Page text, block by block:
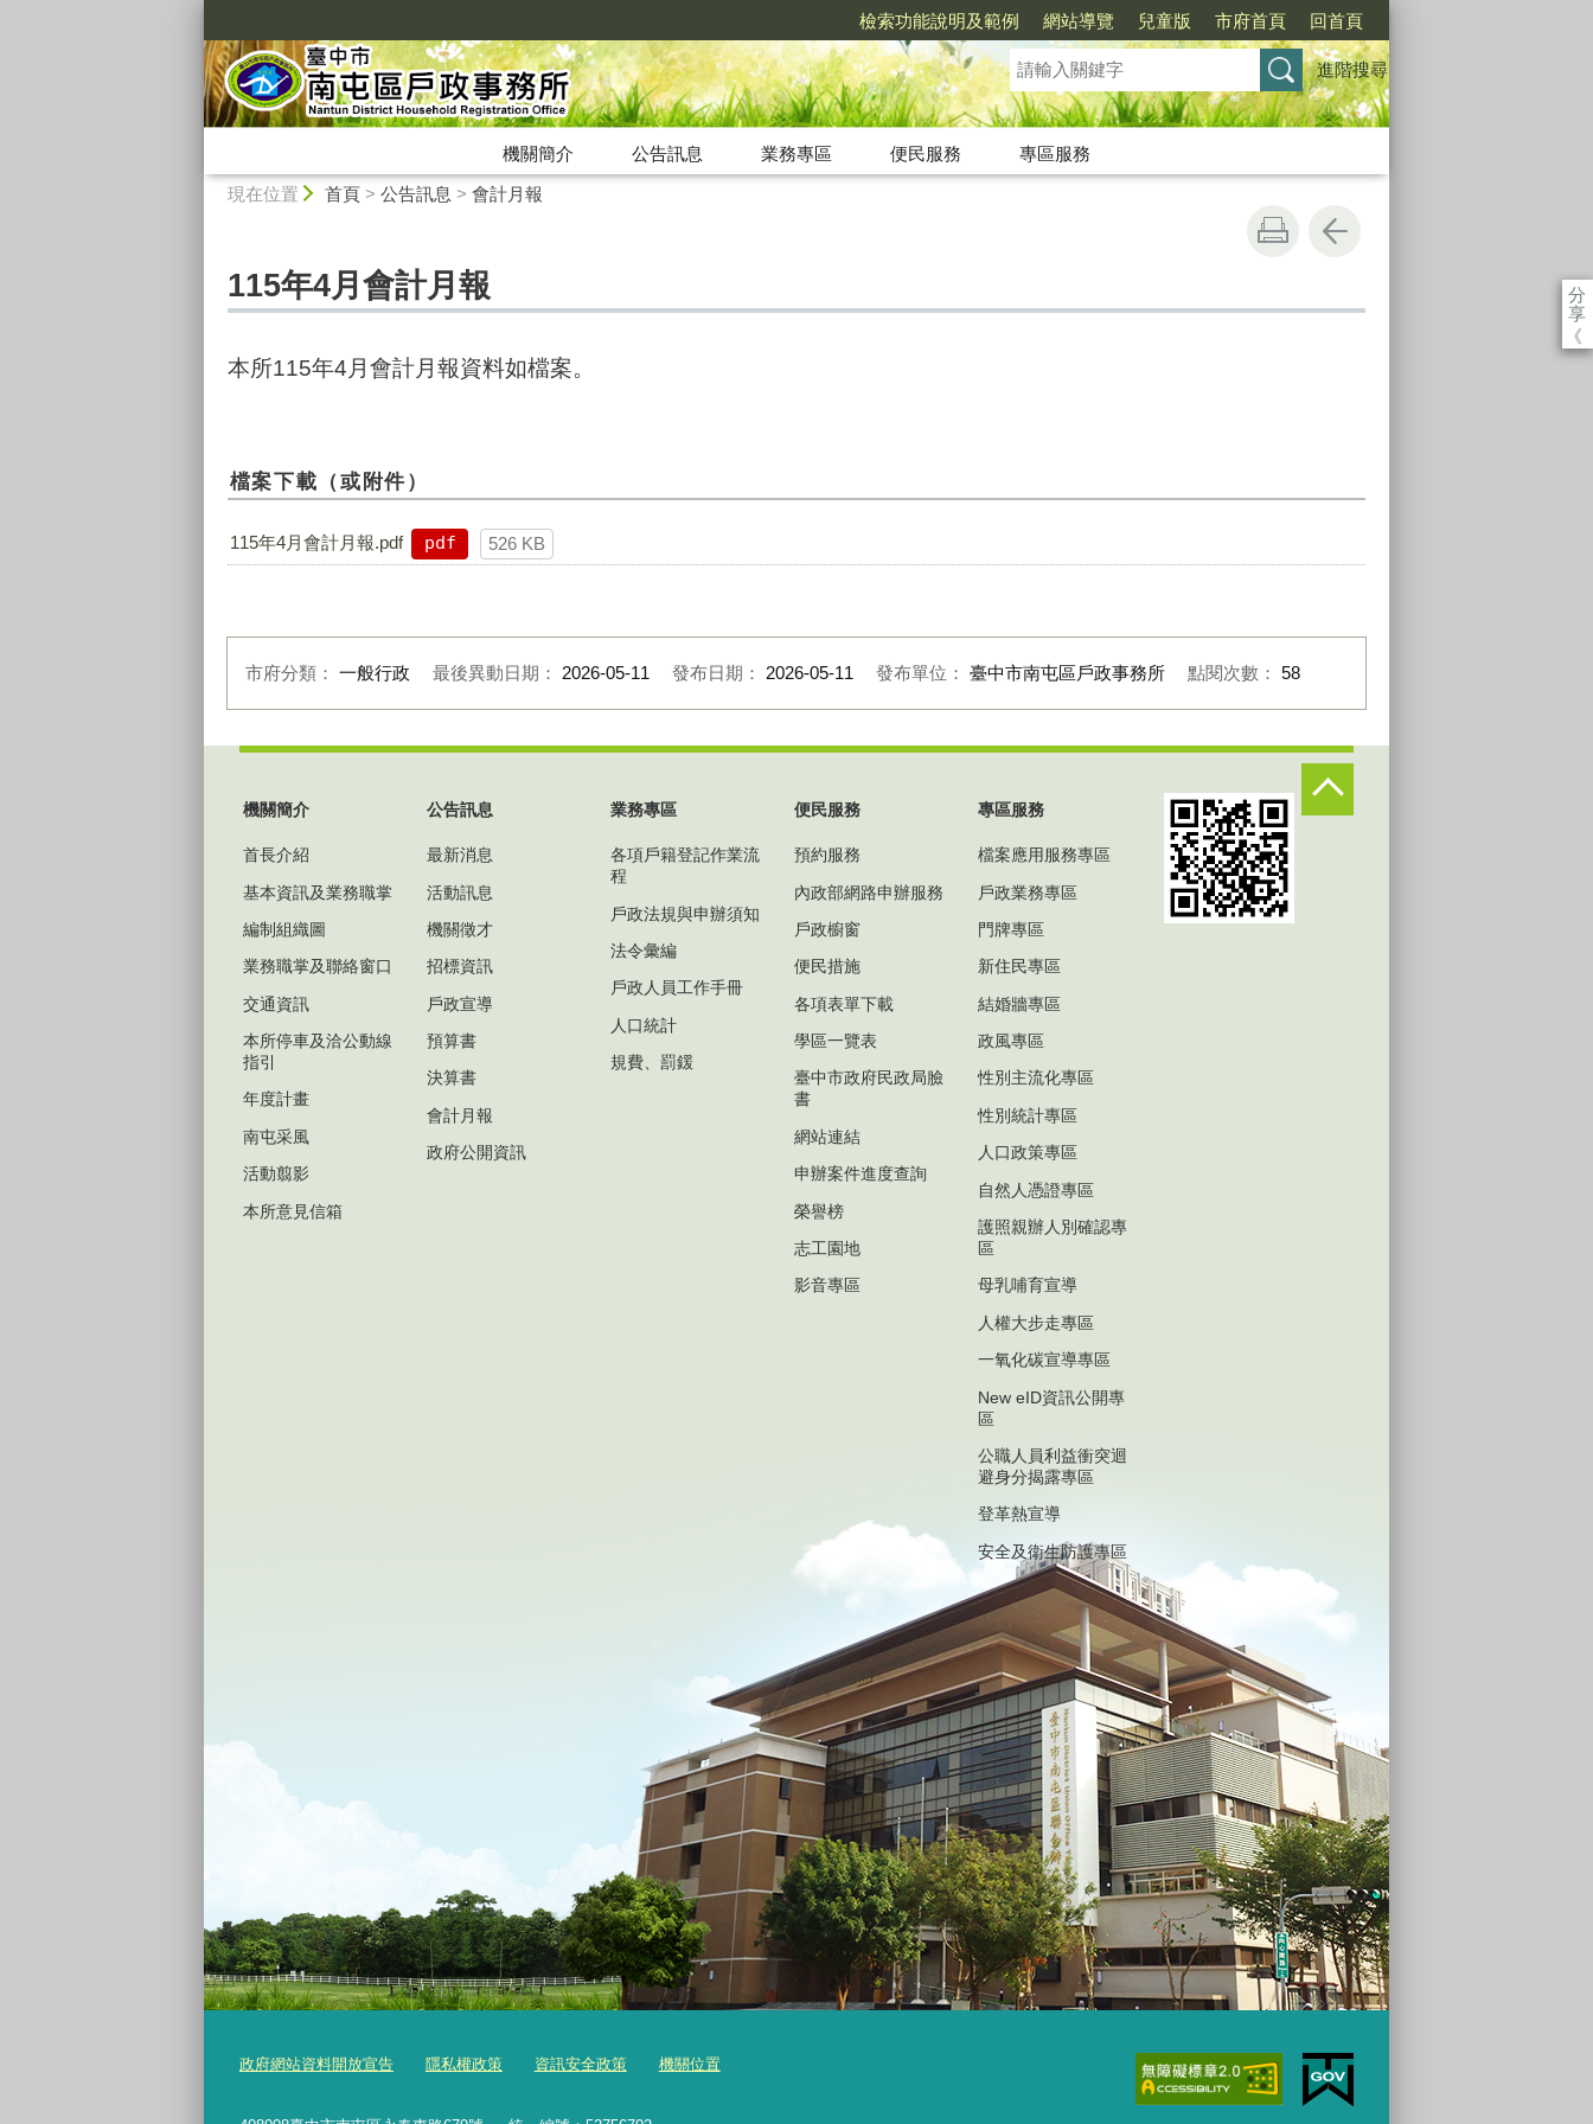
檢索功能說明及範例 網站導覽 兒童版 市府首頁 回首頁
進階搜尋
機關簡介 公告訊息 業務專區 便民服務
專區服務
現在位置 首頁> 公告訊息 > 會計月報
分
享
《
115年4月會計月報
本所115年4月會計月報資料如檔案。
檔案下載（或附件）
115年4月會計月報.pdf pdf 526 KB
市府分類： 一般行政 最後異動日期： 2026-05-11 發布日期： 2026-05-11 發布單位： 臺中市南屯區戶政事務所 點閱次數： 58
機關簡介
首長介紹
基本資訊及業務職掌
編制組織圖
業務職掌及聯絡窗口
交通資訊
本所停車及洽公動線
指引
年度計畫
南屯采風
活動翦影
本所意見信箱
公告訊息
最新消息
活動訊息
機關徵才
招標資訊
戶政宣導
預算書
決算書
會計月報
政府公開資訊
業務專區
各項戶籍登記作業流
程
戶政法規與申辦須知
法令彙編
戶政人員工作手冊
人口統計
規費、罰鍰
便民服務
預約服務
內政部網路申辦服務
戶政櫥窗
便民措施
各項表單下載
學區一覽表
臺中市政府民政局臉
書
網站連結
申辦案件進度查詢
榮譽榜
志工園地
影音專區
專區服務
檔案應用服務專區
戶政業務專區
門牌專區
新住民專區
結婚牆專區
政風專區
性別主流化專區
性別統計專區
人口政策專區
自然人憑證專區
護照親辦人別確認專
區
母乳哺育宣導
人權大步走專區
一氧化碳宣導專區
New eID資訊公開專
區
公職人員利益衝突迴
避身分揭露專區
登革熱宣導
安全及衛生防護專區
政府網站資料開放宣告 隱私權政策 資訊安全政策 機關位置